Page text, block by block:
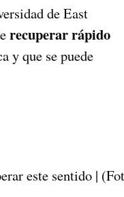
de East
recuperar rápido
y que se puede
este sentido |